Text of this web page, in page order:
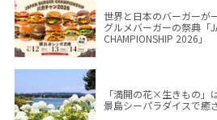
世界と日本のバーガーが
グルメバーガーの祭典「
CHAMPIONSHIP 2026」
「満開の花×生きもの」
景島シーパラダイスで癒